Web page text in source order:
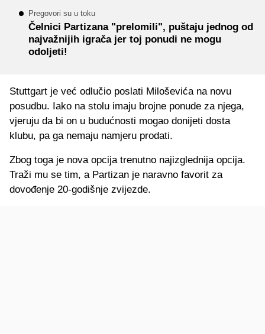
Pregovori su u toku
Čelnici Partizana "prelomili", puštaju jednog od
najvažnijih igrača jer toj ponudi ne mogu
odoljeti!
Stuttgart je već odlučio poslati Miloševića na novu
posudbu. Iako na stolu imaju brojne ponude za njega,
vjeruju da bi on u budućnosti mogao donijeti dosta
klubu, pa ga nemaju namjeru prodati.
Zbog toga je nova opcija trenutno najizglednija opcija.
Traži mu se tim, a Partizan je naravno favorit za
dovođenje 20-godišnje zvijezde.